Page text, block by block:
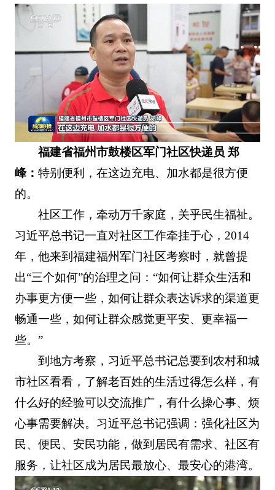
福建省福州市鼓楼区军门社区快递员 郑
峰： 特别便利，在这边充电、加水都是很方便
的。
社区工作，牵动万千家庭，关乎民生福祉。
习近平总书记一直对社区工作牵挂于心，2014
年，他来到福建福州军门社区考察时，就曾提
出“三个如何”的治理之问：“如何让群众生活和
办事更方便一些，如何让群众表达诉求的渠道更
畅通一些，如何让群众感觉更平安、更幸福一
些。”
到地方考察，习近平总书记总要到农村和城
市社区看看，了解老百姓的生活过得怎么样，有
什么好的经验可以交流推广，有什么操心事、烦
心事需要解决。习近平总书记强调：强化社区为
民、便民、安民功能，做到居民有需求、社区有
服务，让社区成为居民最放心、最安心的港湾。